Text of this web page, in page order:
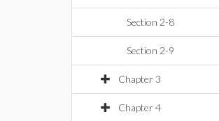
Section 2-8
Section 2-9
Chapter 3
Chapter 4